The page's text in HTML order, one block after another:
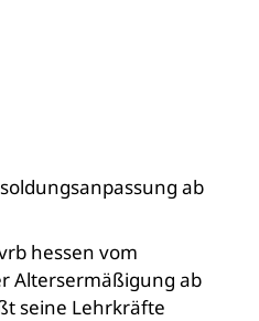
ab
hessen vom
Altersermäßigung ab
seine Lehrkräfte